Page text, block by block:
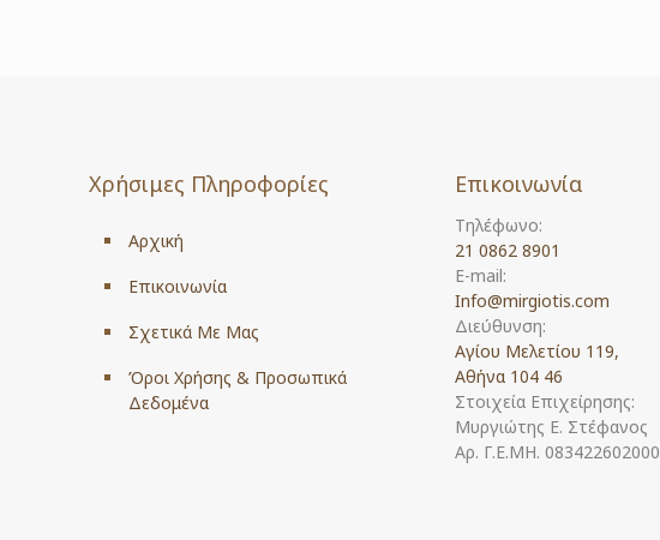
Χρήσιμες Πληροφορίες
Αρχική
Επικοινωνία
Σχετικά Με Μας
Όροι Χρήσης & Προσωπικά
Δεδομένα
Επικοινωνία
Τηλέφωνο:
21 0862 8901
E-mail:
Info@mirgiotis.com
Διεύθυνση:
Αγίου Μελετίου 119,
Αθήνα 104 46
Στοιχεία Επιχείρησης:
Μυργιώτης Ε. Στέφανος
Αρ. Γ.Ε.ΜΗ. 083422602000